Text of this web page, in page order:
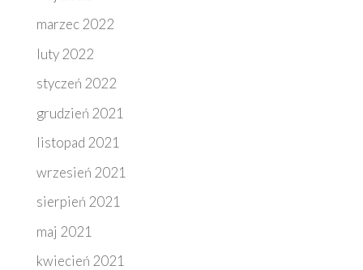
marzec 2022
luty 2022
styczeń 2022
grudzień 2021
listopad 2021
wrzesień 2021
sierpień 2021
maj 2021
kwiecień 2021